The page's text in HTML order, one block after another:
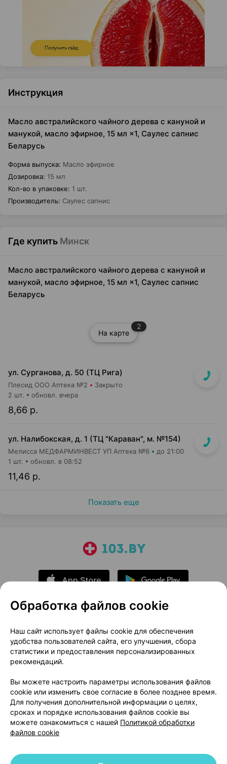
Инструкция
Масло австралийского чайного дерева с кануной и
манукой, масло эфирное, 15 мл ×1, Саулес сапнис
Беларусь
Форма выпуска: Масло эфирное
Дозировка: 15 мл
Кол-во в упаковке: 1 шт.
Производитель: Саулес сапнис
Где купить Минск
Масло австралийского чайного дерева с кануной и
манукой, масло эфирное, 15 мл ×1, Саулес сапнис
Беларусь
На карте
2
ул. Сурганова, д. 50 (ТЦ Рига)
Плесид ООО Аптека №2 Закрыто
8,66 р.
2 шт. обновл. вчера
ул. Налибокская, д. 1 (ТЦ "Караван", м. №154)
Мелисса МЕДФАРМИНВЕСТ УП Аптека №6 до 21:00
11,46 р.
1 шт. обновл. в 08:52
Показать еще
О проекте
Новости проекта
Размещение рекламы
Медицинский маркетинг
Публичный договор
Доставка
Способы оплаты
Вакансии
Партнеры
Написать руководителю 103.by
Написать в поддержку
Персональные настройки Cookie
Обработка файлов cookie
Наш сайт использует файлы cookie для обеспечения
удобства пользователей сайта, его улучшения, сбора
статистики и предоставления персонализированных
рекомендаций.
Вы можете настроить параметры использования файлов
cookie или изменить свое согласие в более позднее время.
Для получения дополнительной информации о целях,
сроках и порядке использования файлов cookie вы
можете ознакомиться с нашей Политикой обработки
файлов cookie